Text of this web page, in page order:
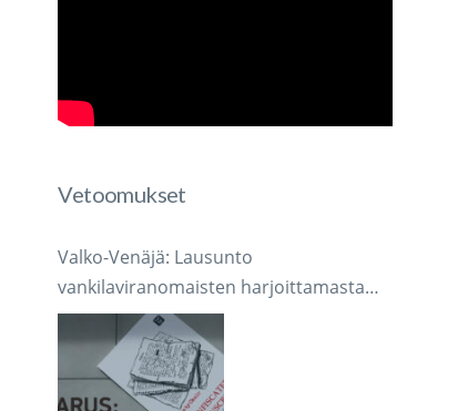
Vetoomukset
Valko-Venäjä: Lausunto
vankilaviranomaisten harjoittamasta
järjestelmällisestä käsikirjoitusten
takavarikoinnista ja tuhoamisesta